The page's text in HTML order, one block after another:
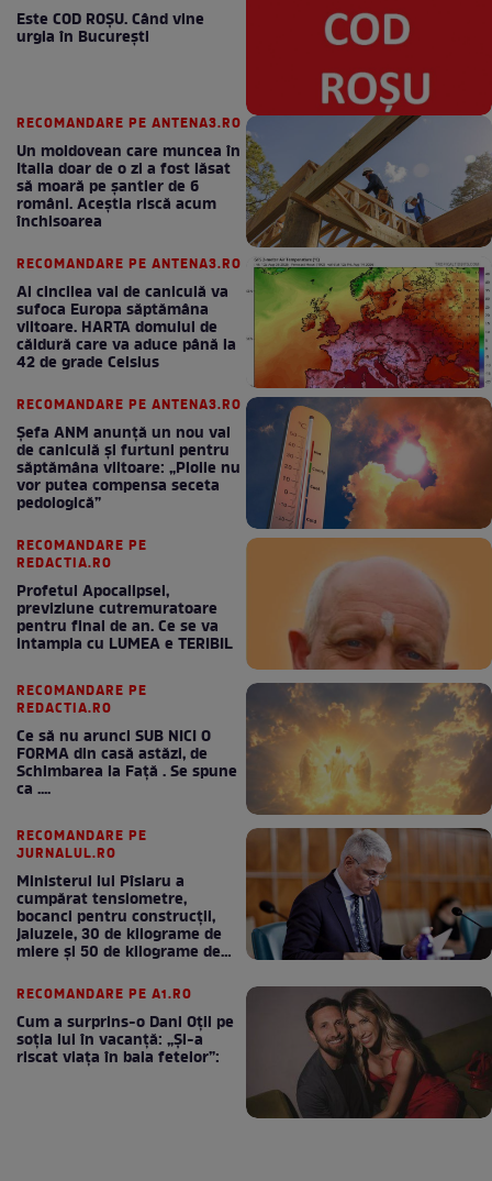
Este COD ROŞU. Când vine
urgia în Bucureşti
RECOMANDARE PE ANTENA3.RO
Un moldovean care muncea în
Italia doar de o zi a fost lăsat
să moară pe şantier de 6
români. Aceștia riscă acum
închisoarea
RECOMANDARE PE ANTENA3.RO
Al cincilea val de caniculă va
sufoca Europa săptămâna
viitoare. HARTA domului de
căldură care va aduce până la
42 de grade Celsius
RECOMANDARE PE ANTENA3.RO
Șefa ANM anunță un nou val
de caniculă și furtuni pentru
săptămâna viitoare: „Ploile nu
vor putea compensa seceta
pedologică”
RECOMANDARE PE
REDACTIA.RO
Profetul Apocalipsei,
previziune cutremuratoare
pentru final de an. Ce se va
intampla cu LUMEA e TERIBIL
RECOMANDARE PE
REDACTIA.RO
Ce să nu arunci SUB NICI O
FORMA din casă astăzi, de
Schimbarea la Față . Se spune
ca ....
RECOMANDARE PE
JURNALUL.RO
Ministerul lui Pîslaru a
cumpărat tensiometre,
bocanci pentru construcții,
jaluzele, 30 de kilograme de
miere și 50 de kilograme de
RECOMANDARE PE A1.RO
Cum a surprins-o Dani Oțil pe
soția lui în vacanță: „Și-a
riscat viața în baia fetelor”: